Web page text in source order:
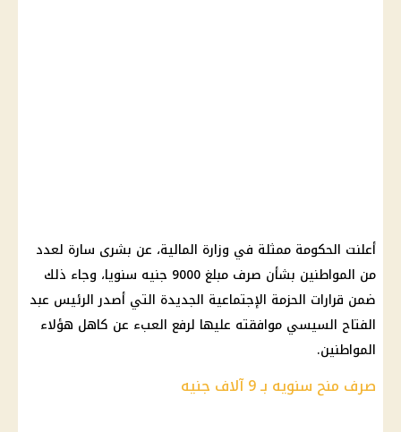
أعلنت الحكومة ممثلة في وزارة المالية، عن بشرى سارة لعدد
من المواطنين بشأن صرف مبلغ 9000 جنيه سنويا، وجاء ذلك
ضمن قرارات الحزمة الإجتماعية الجديدة التي أصدر الرئيس عبد
الفتاح السيسي موافقته عليها لرفع العبء عن كاهل هؤلاء
المواطنين.
صرف منح سنويه بـ 9 آلاف جنيه